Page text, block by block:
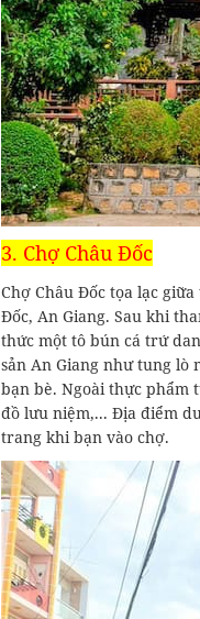
3. Chợ Châu Đốc
Chợ Châu Đốc tọa lạc
Đốc, An Giang. Sau khi
thức một tô bún cá trứ
sản An Giang như tung lò
bạn bè. Ngoài thực phẩm
đồ lưu niệm,... Địa điểm
trang khi bạn vào chợ.